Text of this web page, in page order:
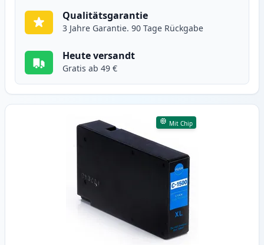
Qualitätsgarantie
3 Jahre Garantie. 90 Tage Rückgabe
Heute versandt
Gratis ab 49 €
Mit Chip